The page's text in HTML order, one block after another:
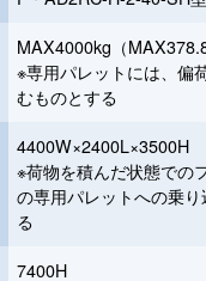
MAX4000kg（
※専用パレットには、偏
むものとする
4400W×2400L×3500H
※荷物を積んだ状態での
の専用パレットへの乗
る
7400H